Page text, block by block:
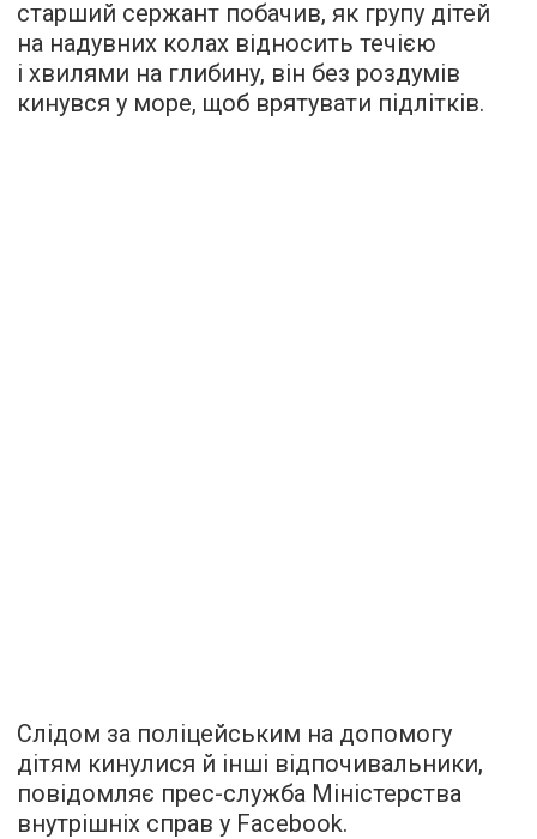
старший сержант побачив, як групу дітей
на надувних колах відносить течією
і хвилями на глибину, він без роздумів
кинувся у море, щоб врятувати підлітків.
Слідом за поліцейським на допомогу
дітям кинулися й інші відпочивальники,
повідомляє прес-служба Міністерства
внутрішніх справ у Facebook.